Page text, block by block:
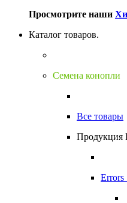
Просмотрите наши
Каталог товаров.
Семена конопли
Все товары
Продукция
Errors